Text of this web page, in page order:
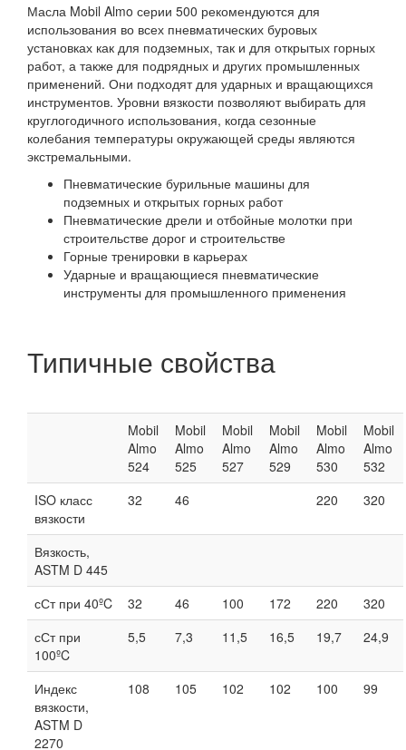
Масла Mobil Almo серии 500 рекомендуются для
использования во всех пневматических буровых
установках как для подземных, так и для открытых горных
работ, а также для подрядных и других промышленных
применений. Они подходят для ударных и вращающихся
инструментов. Уровни вязкости позволяют выбирать для
круглогодичного использования, когда сезонные
колебания температуры окружающей среды являются
экстремальными.
Пневматические бурильные машины для
подземных и открытых горных работ
Пневматические дрели и отбойные молотки при
строительстве дорог и строительстве
Горные тренировки в карьерах
Ударные и вращающиеся пневматические
инструменты для промышленного применения
Типичные свойства
Mobil
Almo
524
Mobil
Almo
525
Mobil
Almo
527
Mobil
Almo
529
Mobil
Almo
530
Mobil
Almo
532
ISO класс
вязкости
32 46 220 320
Вязкость,
ASTM D 445
сСт при 40ºC
32 46 100 172 220
320
сСт при
100ºC
5,5 7,3 11,5 16,5 19,7 24,9
Индекс
вязкости,
ASTM D
2270
108 105 102 102 100 99